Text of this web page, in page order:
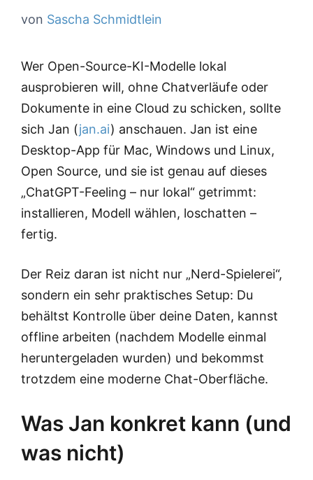
von Sascha Schmidtlein
Wer Open-Source-KI-Modelle lokal
ausprobieren will, ohne Chatverläufe oder
Dokumente in eine Cloud zu schicken, sollte
sich Jan (jan.ai) anschauen. Jan ist eine
Desktop-App für Mac, Windows und Linux,
Open Source, und sie ist genau auf dieses
„ChatGPT-Feeling – nur lokal“ getrimmt:
installieren, Modell wählen, loschatten –
fertig.
Der Reiz daran ist nicht nur „Nerd-Spielerei“,
sondern ein sehr praktisches Setup: Du
behältst Kontrolle über deine Daten, kannst
offline arbeiten (nachdem Modelle einmal
heruntergeladen wurden) und bekommst
trotzdem eine moderne Chat-Oberfläche.
Was Jan konkret kann (und
was nicht)